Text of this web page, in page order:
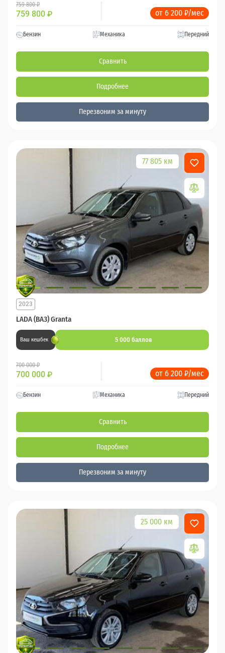
759 800 ₽
759 800 ₽ от 6 200 ₽/мес
Бензин Механика Передний
Сравнить
Подробнее
Перезвоним за минуту
77 805 км
LADA (ВАЗ) Granta
2023
Ваш кешбек 5 000 баллов
700 000 ₽
700 000 ₽ от 6 200 ₽/мес
Бензин Механика Передний
Сравнить
Подробнее
Перезвоним за минуту
25 000 км